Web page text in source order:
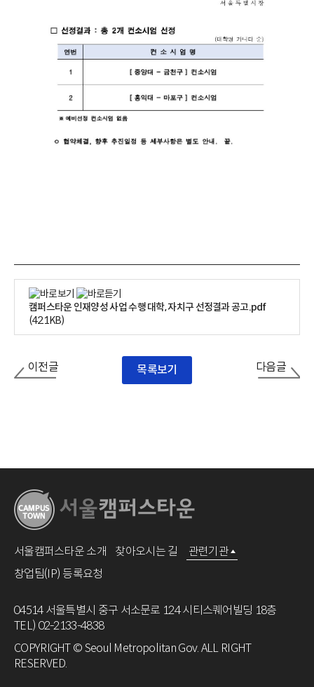
캠퍼스타운 인재양성 사업 수행 대학, 자치구 선정결과 공고.pdf
(42.1KB)
이전글 목록보기 다음글
서울캠퍼스타운 소개 찾아오시는 길
관련기관
창업팀(IP) 등록요청
04514 서울특별시 중구 서소문로 124 시티스퀘어빌딩 18층
TEL) 02-2133-4838
COPYRIGHT © Seoul Metropolitan Gov. ALL RIGHT
RESERVED.